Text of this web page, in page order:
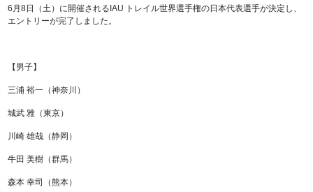
6月8日（土）に開催されるIAU トレイル世界選手権の日本代表選手が決定し、
エントリーが完了しました。
【男子】
三浦 裕一（神奈川）
城武 雅（東京）
川崎 雄哉（静岡）
牛田 美樹（群馬）
森本 幸司（熊本）